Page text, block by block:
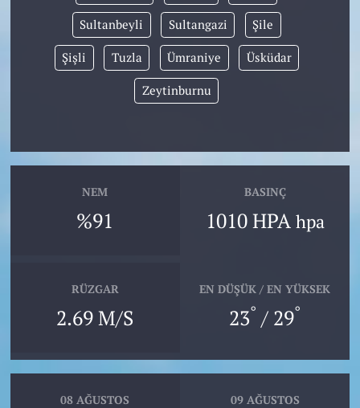
Sultanbeyli Sultangazi Şile
Şişli Tuzla Ümraniye Üsküdar
Zeytinburnu
NEM
%91
BASINÇ
1010 HPA hpa
RÜZGAR
2.69 M/S
EN DÜŞÜK / EN YÜKSEK
23° / 29°
08 AĞUSTOS 09 AĞUSTOS